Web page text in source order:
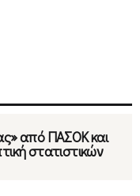
από ΠΑΣΟΚ και
στατιστικών